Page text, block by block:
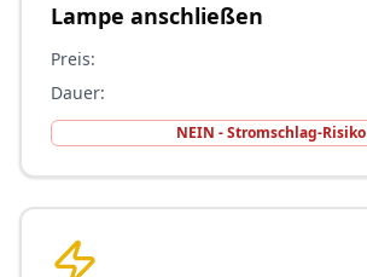
Lampe anschließen
Preis:
Dauer:
NEIN - Stromschlag-Risiko